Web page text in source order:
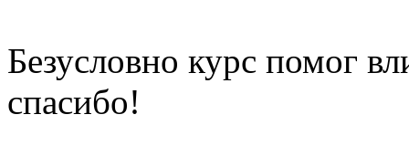
Безусловно курс помог
спасибо!